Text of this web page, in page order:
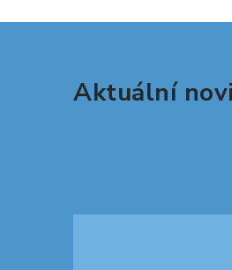
Aktuální